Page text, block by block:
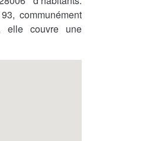
communément
elle couvre une